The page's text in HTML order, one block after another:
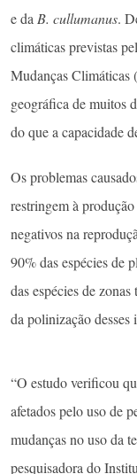
e da B. cullumanus.
climáticas previstas
Mudanças
geográfica de muitos
do que a capacidade
Os problemas
restringem à
negativos na
90% das espécies de
das espécies de
da polinização desses
“O estudo verificou
afetados pelo uso de
mudanças no uso da
pesquisadora do